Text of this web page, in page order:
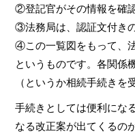
②登記官がその情報を確
③法務局は、認証文付き
④この一覧図をもって、
というものです。各関係
（というか相続手続きを
手続きとしては便利にな
なる改正案が出てくるの